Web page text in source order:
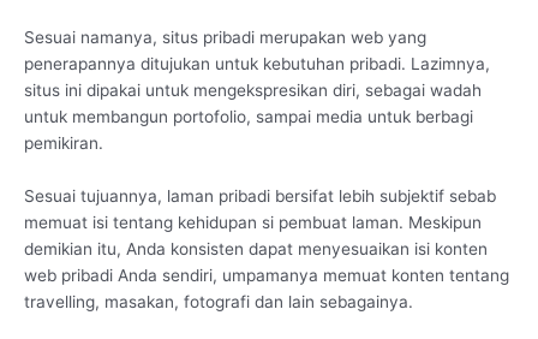
Sesuai namanya, situs pribadi merupakan web yang
penerapannya ditujukan untuk kebutuhan pribadi. Lazimnya,
situs ini dipakai untuk mengekspresikan diri, sebagai wadah
untuk membangun portofolio, sampai media untuk berbagi
pemikiran.
Sesuai tujuannya, laman pribadi bersifat lebih subjektif sebab
memuat isi tentang kehidupan si pembuat laman. Meskipun
demikian itu, Anda konsisten dapat menyesuaikan isi konten
web pribadi Anda sendiri, umpamanya memuat konten tentang
travelling, masakan, fotografi dan lain sebagainya.